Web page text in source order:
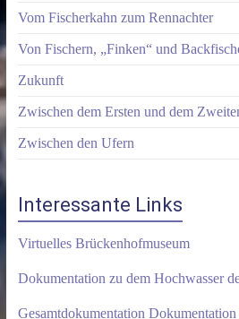
Vom Fischerkahn zum Rennachter
Von Fischern, „Finken“ und
Zukunft
Zwischen dem Ersten und dem
Zwischen den Ufern
Interessante Links
Virtuelles Brückenhofmuseum
Dokumentation zu dem Hochwasser
Gesamtdokumentation